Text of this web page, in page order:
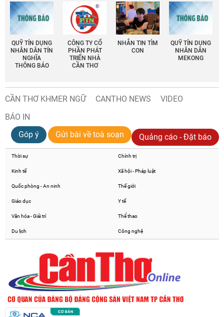
QUỸ TÍN DỤNG
NHÂN DÂN TÍN
NGHĨA
THÔNG BÁO
CÔNG TY CỔ
PHẦN PHÁT
TRIỂN NHÀ
CẦN THƠ
NHẮN TIN TÌM
CON
QUỸ TÍN DỤNG
NHÂN DÂN
MEKONG
CẦN THƠ KHMER NGỮ CANTHO NEWS
VIDEO
BÁO IN
Góp ý
Gửi bài về toà soạn Quảng cáo - Đặt báo
Thời sự Chính trị
Kinh tế Xã hội - Pháp luật
Quốc phòng - An ninh Thế giới
Giáo dục Y tế
Văn hóa - Giải trí Thể thao
Du lịch Công nghệ